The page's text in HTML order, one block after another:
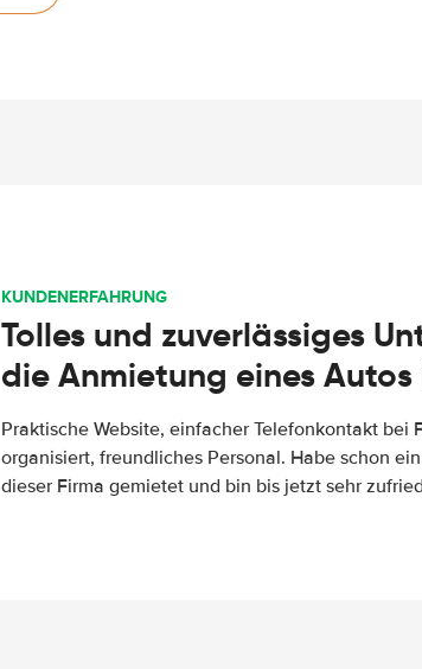
KUNDENERFAHRUNG
Tolles und zuverlässiges
die Anmietung eines
Praktische Website, einfacher Telefonkontakt bei
organisiert, freundliches Personal. Habe schon
dieser Firma gemietet und bin bis jetzt sehr